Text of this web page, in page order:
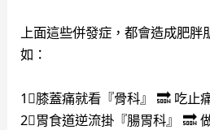
上面這些併發症，都會造成肥胖
如：
1⃣️膝蓋痛就看『骨科』 🔜 吃止
2⃣️胃食道逆流掛『腸胃科』 🔜